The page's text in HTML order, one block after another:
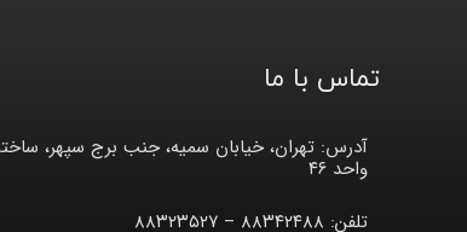
تماس با ما
آدرس: تهران، خیابان سمیه، جنب برج سپهر،
واحد ۴۶
تلفن: ۸۸۳۴۲۴۸۸ – ۸۸۳۲۳۵۲۷